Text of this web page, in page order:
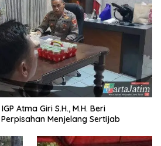
Atma Giri S.H., M.H. Beri
Menjelang Sertijab